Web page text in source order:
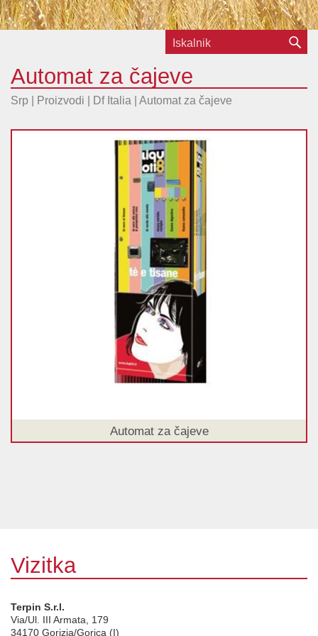
Automat za čajeve
Srp | Proizvodi | Df Italia Automat za čajeve
Automat za čajeve
Vizitka
Terpin S.r.l.
Via/Ul. III Armata, 179
34170 Gorizia/Gorica (I)